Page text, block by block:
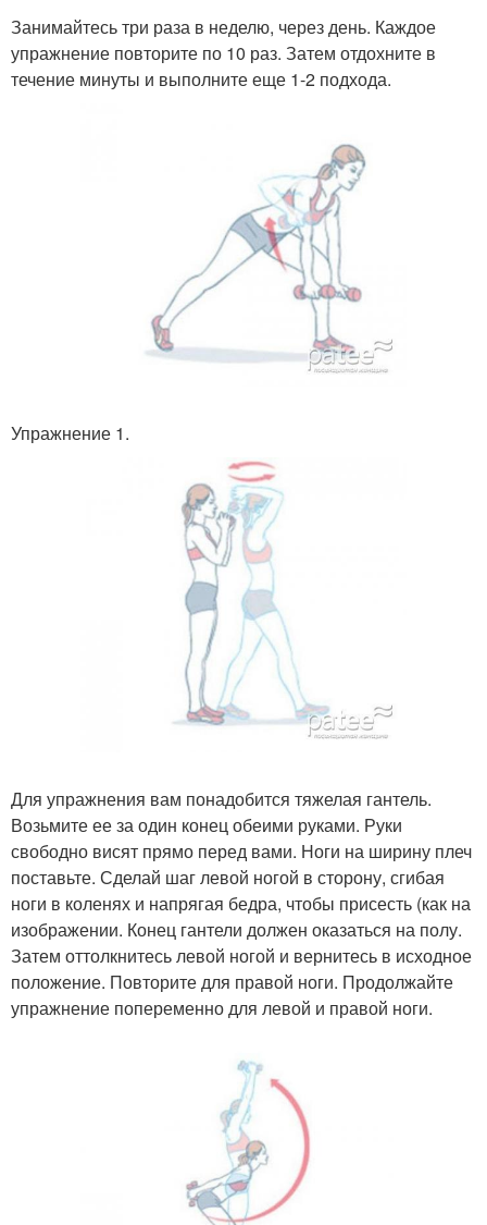
Занимайтесь три раза в неделю, через день. Каждое
упражнение повторите по 10 раз. Затем отдохните в
течение минуты и выполните еще 1-2 подхода.
Упражнение 1.
Для упражнения вам понадобится тяжелая гантель.
Возьмите ее за один конец обеими руками. Руки
свободно висят прямо перед вами. Ноги на ширину плеч
поставьте. Сделай шаг левой ногой в сторону, сгибая
ноги в коленях и напрягая бедра, чтобы присесть (как на
изображении. Конец гантели должен оказаться на полу.
Затем оттолкнитесь левой ногой и вернитесь в исходное
положение. Повторите для правой ноги. Продолжайте
упражнение попеременно для левой и правой ноги.